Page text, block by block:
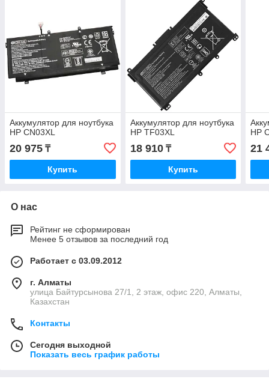
Аккумулятор для ноутбука
HP CN03XL
20 975 ₸
Купить
Аккумулятор для ноутбука
HP TF03XL
18 910₸
Купить
HP
21
О нас
Рейтинг не сформирован
Менее 5 отзывов за последний год
Работает с 03.09.2012
г. Алматы
улица Байтурсынова 27/1, 2 этаж, офис 220, Алматы,
Казахстан
Контакты
Сегодня выходной
Показать весь график работы